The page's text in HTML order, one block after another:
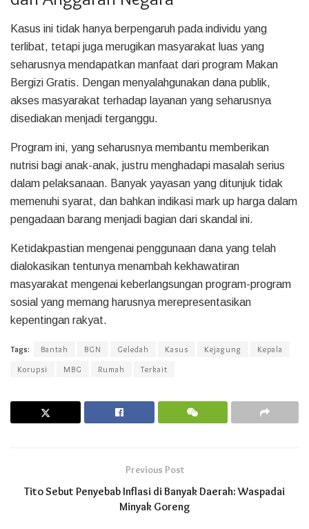
Kasus ini tidak hanya berpengaruh pada individu yang
terlibat, tetapi juga merugikan masyarakat luas yang
seharusnya mendapatkan manfaat dari program Makan
Bergizi Gratis. Dengan menyalahgunakan dana publik,
akses masyarakat terhadap layanan yang seharusnya
disediakan menjadi terganggu.
Program ini, yang seharusnya membantu memberikan
nutrisi bagi anak-anak, justru menghadapi masalah serius
dalam pelaksanaan. Banyak yayasan yang ditunjuk tidak
memenuhi syarat, dan bahkan indikasi mark up harga dalam
pengadaan barang menjadi bagian dari skandal ini.
Ketidakpastian mengenai penggunaan dana yang telah
dialokasikan tentunya menambah kekhawatiran
masyarakat mengenai keberlangsungan program-program
sosial yang memang harusnya merepresentasikan
kepentingan rakyat.
Tags: Bantah BGN Geledah Kasus Kejagung
Kepala
Korupsi
MBG Rumah Terkait
Previous Post
Tito Sebut Penyebab Inflasi di Banyak Daerah: Waspadai
Minyak Goreng